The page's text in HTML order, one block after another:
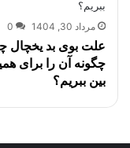
مرداد 30, 1404 0
علت بوی بد یخچال
چگونه آن را برای
بین ببریم؟